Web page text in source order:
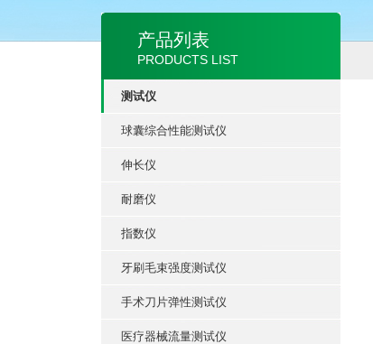
产品列表
PRODUCTS LIST
测试仪
球囊综合性能测试仪
伸长仪
耐磨仪
指数仪
牙刷毛束强度测试仪
手术刀片弹性测试仪
医疗器械流量测试仪